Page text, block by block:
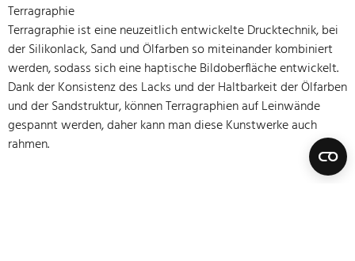
Terragraphie
Terragraphie ist eine neuzeitlich entwickelte Drucktechnik, bei
der Silikonlack, Sand und Ölfarben so miteinander kombiniert
werden, sodass sich eine haptische Bildoberfläche entwickelt.
Dank der Konsistenz des Lacks und der Haltbarkeit der Ölfarben
und der Sandstruktur, können Terragraphien auf Leinwände
gespannt werden, daher kann man diese Kunstwerke auch
rahmen.